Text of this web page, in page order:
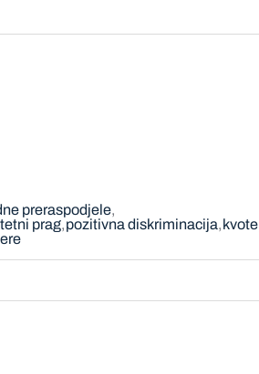
preraspodjele
prag pozitivna diskriminacija kvote